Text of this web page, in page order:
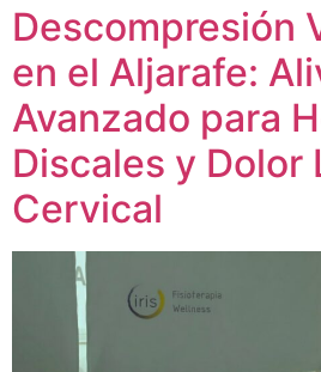
Descompresión
en el Aljarafe:
Avanzado para
Discales y Dolor
Cervical